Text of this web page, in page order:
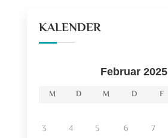
KALENDER
Februar 2025
M
D M D F
3
4 5 6 7